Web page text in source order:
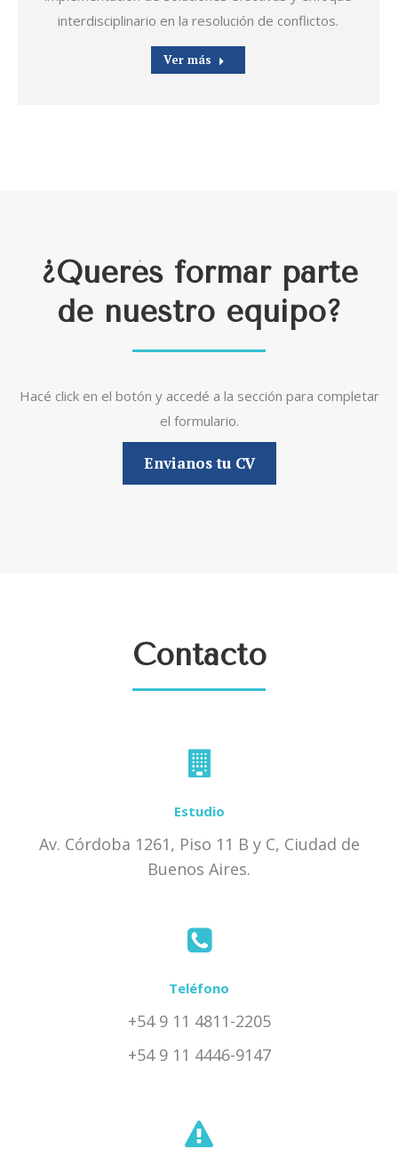
interdisciplinario en la resolución de conflictos.
Ver más
¿Querés formar parte
de nuestro equipo?
Hacé click en el botón y accedé a la sección para completar
el formulario.
Envianos tu CV
Contacto
Estudio
Av. Córdoba 1261, Piso 11 B y C, Ciudad de
Buenos Aires.
Teléfono
+54 9 11 4811-2205
+54 9 11 4446-9147